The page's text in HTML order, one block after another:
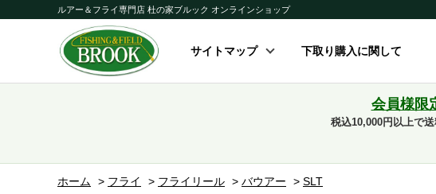
ルアー＆フライ専門店 杜の家ブルック オンラインショップ
サイトマップ 下取り購入に関して
会員様限
税込10,000円以上で
ホーム > フライ > フライリール > バウアー > SLT